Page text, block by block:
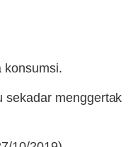
konsumsi.
sekadar menggertak